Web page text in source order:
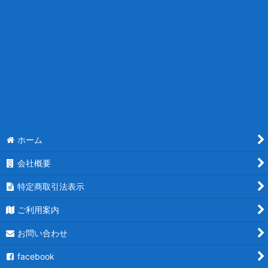
ホーム
会社概要
特定商取引法表示
ご利用案内
お問い合わせ
facebook